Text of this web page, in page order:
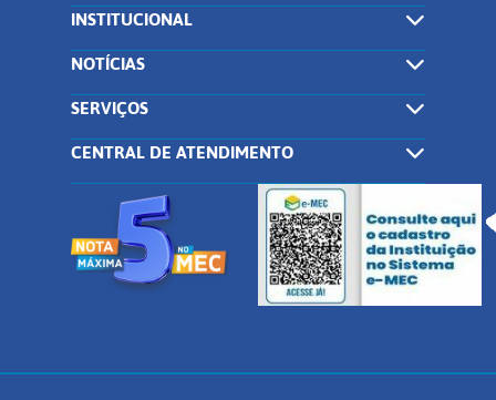
INSTITUCIONAL
NOTÍCIAS
SERVIÇOS
CENTRAL DE ATENDIMENTO